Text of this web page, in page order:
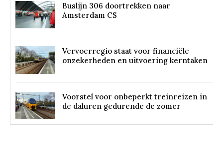
Buslijn 306 doortrekken naar
Amsterdam CS
Vervoerregio staat voor financiële
onzekerheden en uitvoering kerntaken
Voorstel voor onbeperkt treinreizen in
de daluren gedurende de zomer